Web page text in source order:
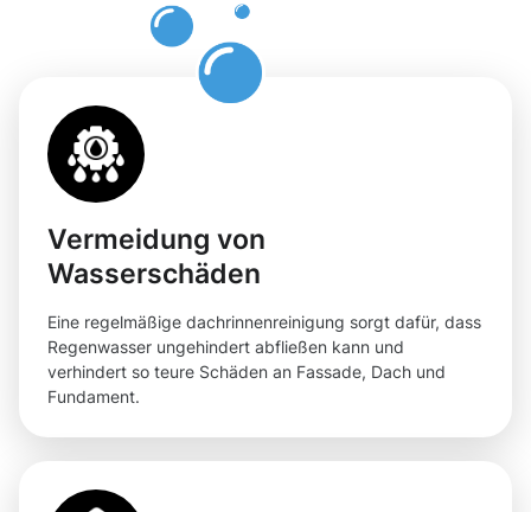
Vermeidung von
Wasserschäden
Eine regelmäßige dachrinnenreinigung sorgt dafür, dass
Regenwasser ungehindert abfließen kann und
verhindert so teure Schäden an Fassade, Dach und
Fundament.